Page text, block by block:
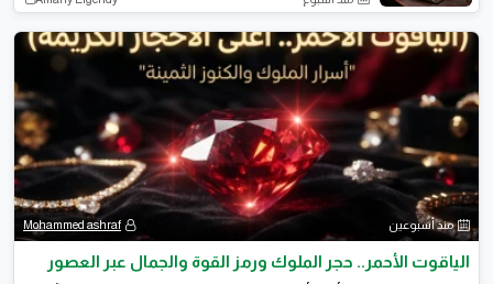
منذ أسبوعين Mohammed ashraf
الياقوت الأحمر.. حجر الملوك ورمز القوة والجمال عبر العصور